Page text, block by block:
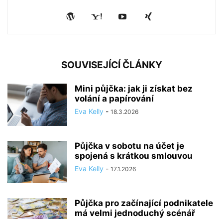
SOUVISEJÍCÍ ČLÁNKY
Mini půjčka: jak ji získat bez
volání a papírování
Eva Kelly - 18.3.2026
Půjčka v sobotu na účet je
spojená s krátkou smlouvou
Eva Kelly - 17.1.2026
Půjčka pro začínající podnikatele
má velmi jednoduchý scénář